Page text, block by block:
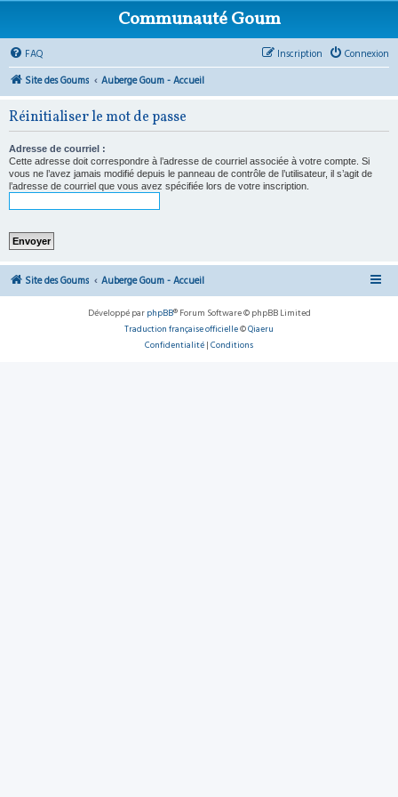
Communauté Goum
FAQ Connexion
Inscription
Site des Goums
Auberge Goum - Accueil
Réinitialiser le mot de passe
Adresse de courriel :
Cette adresse doit correspondre à l’adresse de courriel associée à votre compte. Si
vous ne l’avez jamais modifié depuis le panneau de contrôle de l’utilisateur, il s’agit de
l’adresse de courriel que vous avez spécifiée lors de votre inscription.
Site des Goums Auberge Goum - Accueil
Développé par phpBB® Forum Software © phpBB Limited
Traduction française officielle©Qiaeru
Confidentialité | Conditions